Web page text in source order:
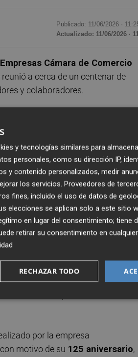
Publicado: 11/06/2026 ·
Actualizado: 11/06/2026 ·
Cámara de Comercio
a cerca de un centenar de
y colaboradores.
distancias de
en una de las citas deportivas y
deLola Guillamón, presidenta
en representación de
encargados de realizar la entrega
sirvió para poner en valor el
que han hecho posible el
Castellón. Durante el
que han contribuido
por la empresa
con motivo de su 125 aniversario,
y tecnologías similares para
personales, como su dirección IP,
y contenido personalizados, medir
los servicios. Proveedores de
fines, incluido el uso de datos de
elecciones se aplican solo a este sitio
en lugar del consentimiento; tiene
retirar su consentimiento en
RECHAZAR TODO